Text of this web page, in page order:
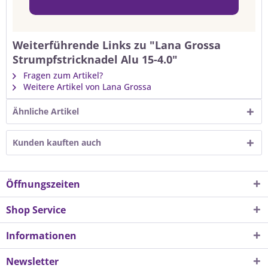
Weiterführende Links zu "Lana Grossa
Strumpfstricknadel Alu 15-4.0"
Fragen zum Artikel?
Weitere Artikel von Lana Grossa
Ähnliche Artikel
Kunden kauften auch
Öffnungszeiten
Shop Service
Informationen
Newsletter